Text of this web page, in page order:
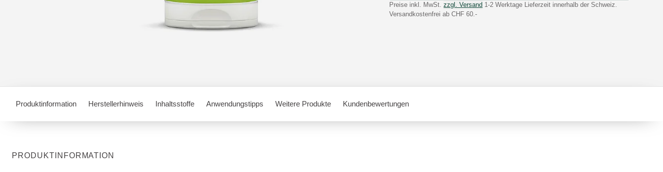
Preise inkl. MwSt. zzgl. Versand 1-2 Werktage Lieferzeit innerhalb der Schweiz.
Versandkostenfrei ab CHF 60.-
Produktinformation Herstellerhinweis Inhaltsstoffe Anwendungstipps Weitere Produkte Kundenbewertungen
PRODUKTINFORMATION